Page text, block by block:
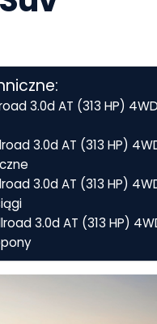
3.0d AT (313 HP)
3.0d AT (313 HP)
3.0d AT (313 HP)
3.0d AT (313 HP)